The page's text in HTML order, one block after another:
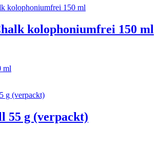
kolophoniumfrei 150 ml
ml
55 g (verpackt)